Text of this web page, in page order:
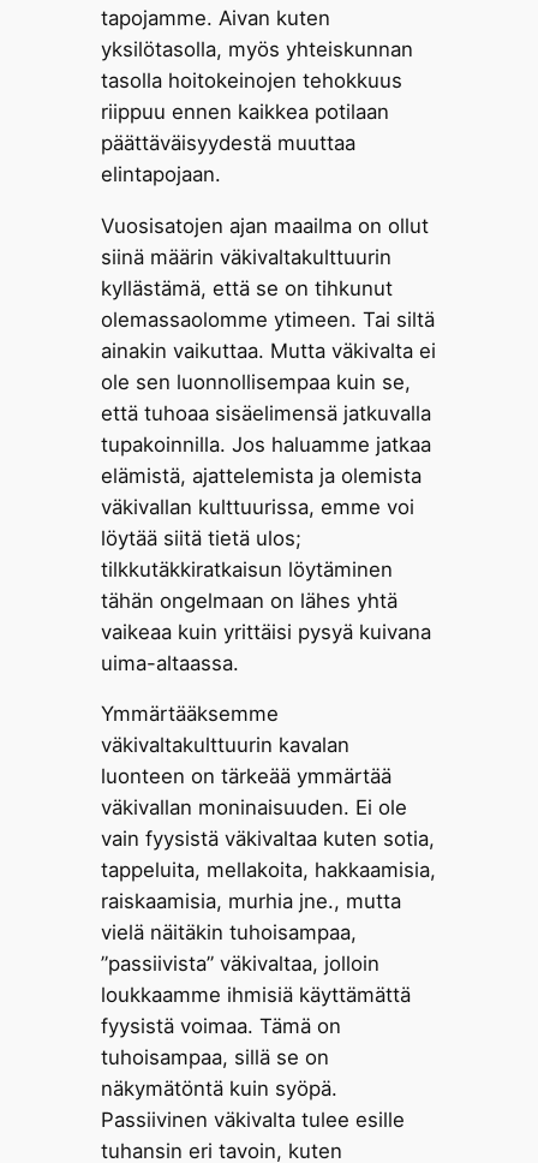
tapojamme. Aivan kuten
yksilötasolla, myös yhteiskunnan
tasolla hoitokeinojen tehokkuus
riippuu ennen kaikkea potilaan
päättäväisyydestä muuttaa
elintapojaan.
Vuosisatojen ajan maailma on ollut
siinä määrin väkivaltakulttuurin
kyllästämä, että se on tihkunut
olemassaolomme ytimeen. Tai siltä
ainakin vaikuttaa. Mutta väkivalta ei
ole sen luonnollisempaa kuin se,
että tuhoaa sisäelimensä jatkuvalla
tupakoinnilla. Jos haluamme jatkaa
elämistä, ajattelemista ja olemista
väkivallan kulttuurissa, emme voi
löytää siitä tietä ulos;
tilkkutäkkiratkaisun löytäminen
tähän ongelmaan on lähes yhtä
vaikeaa kuin yrittäisi pysyä kuivana
uima-altaassa.
Ymmärtääksemme
väkivaltakulttuurin kavalan
luonteen on tärkeää ymmärtää
väkivallan moninaisuuden. Ei ole
vain fyysistä väkivaltaa kuten sotia,
tappeluita, mellakoita, hakkaamisia,
raiskaamisia, murhia jne., mutta
vielä näitäkin tuhoisampaa,
”passiivista” väkivaltaa, jolloin
loukkaamme ihmisiä käyttämättä
fyysistä voimaa. Tämä on
tuhoisampaa, sillä se on
näkymätöntä kuin syöpä.
Passiivinen väkivalta tulee esille
tuhansin eri tavoin, kuten